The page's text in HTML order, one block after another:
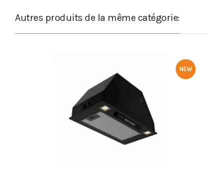
Autres produits de la même catégorie:
NEW